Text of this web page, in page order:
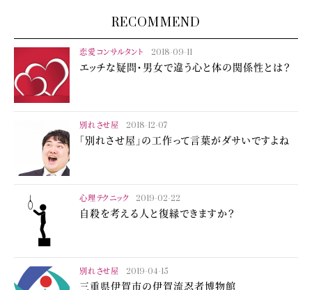
RECOMMEND
恋愛コンサルタント 2018-09-11
エッチな疑問・男女で違う心と体の関係性とは？
別れさせ屋 2018-12-07
「別れさせ屋」の工作って言葉がダサいですよね
心理テクニック 2019-02-22
自殺を考える人と復縁できますか？
別れさせ屋 2019-04-15
三重県伊賀市の伊賀流忍者博物館